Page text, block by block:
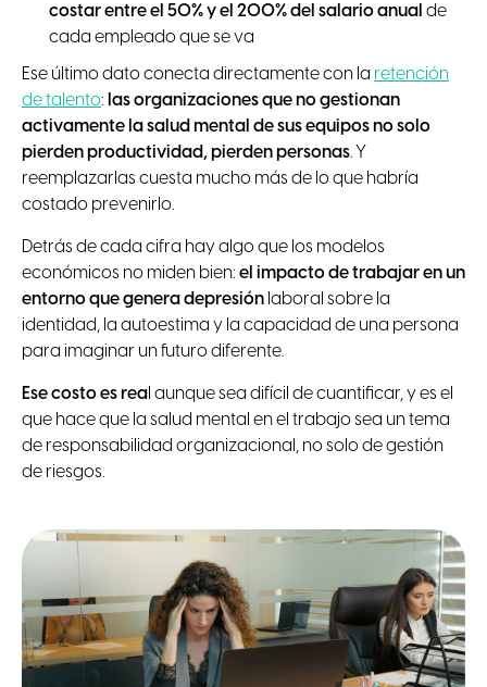
costar entre el 50% y el 200% del salario anual de
cada empleado que se va
Ese último dato conecta directamente con la retención
de talento: las organizaciones que no gestionan
activamente la salud mental de sus equipos no solo
pierden productividad, pierden personas. Y
reemplazarlas cuesta mucho más de lo que habría
costado prevenirlo.
Detrás de cada cifra hay algo que los modelos
económicos no miden bien: el impacto de trabajar en un
entorno que genera depresión laboral sobre la
identidad, la autoestima y la capacidad de una persona
para imaginar un futuro diferente.
Ese costo es rea l aunque sea difícil de cuantificar, y es el
que hace que la salud mental en el trabajo sea un tema
de responsabilidad organizacional, no solo de gestión
de riesgos.